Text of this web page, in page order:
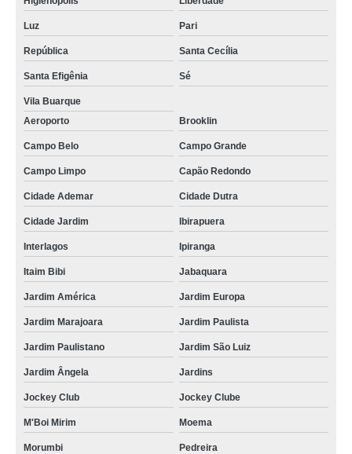
Luz Pari
República Santa Cecília
Santa Efigênia Sé
Vila Buarque
Aeroporto
Brooklin
Campo Belo Campo Grande
Campo Limpo Capão Redondo
Cidade Ademar Cidade Dutra
Cidade Jardim Ibirapuera
Interlagos Ipiranga
Itaim Bibi Jabaquara
Jardim América Jardim Europa
Jardim Marajoara Jardim Paulista
Jardim Paulistano Jardim São Luiz
Jardim Ângela Jardins
Jockey Club Jockey Clube
M'Boi Mirim Moema
Morumbi Pedreira